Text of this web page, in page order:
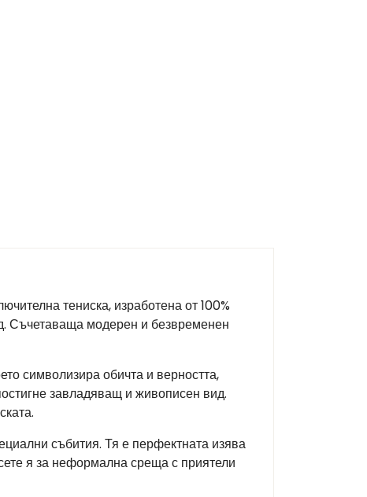
тениска, изработена от 100%
Съчетаваща модерен и безвременен
символизира обичта и верността,
завладяващ и живописен вид.
събития. Тя е перфектната изява
я за неформална среща с приятели